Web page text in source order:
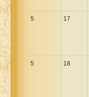
5 17
5 18